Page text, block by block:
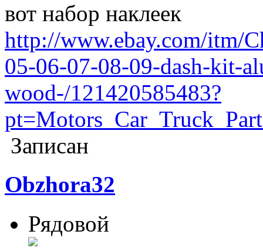
вот набор наклеек
http://www.ebay.com/itm/
05-06-07-08-09-dash-kit-
wood-/121420585483?
Записан
Obzhora32
Рядовой